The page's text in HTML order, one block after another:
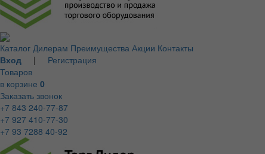
Каталог Дилерам Преимущества Акции Контакты
Вход | Регистрация
Товаров
в корзине 0
Заказать звонок
+7 843 240-77-87
+7 927 410-77-30
+7 93 7288 40-92